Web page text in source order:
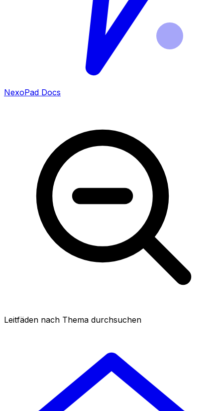
NexoPad Docs
Leitfäden nach Thema durchsuchen